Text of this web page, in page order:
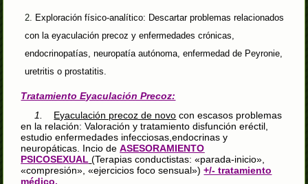
Exploración físico-analítico: Descartar problemas relacionados
con la eyaculación precoz y enfermedades crónicas,
endocrinopatías, neuropatía autónoma, enfermedad de Peyronie,
uretritis o prostatitis.
Tratamiento Eyaculación Precoz:
1. Eyaculación precoz de novo con escasos problemas
en la relación: Valoración y tratamiento disfunción eréctil,
estudio enfermedades infecciosas,endocrinas y
neuropáticas. Incio deASESORAMIENTO
PSICOSEXUAL (Terapias conductistas: «parada-inicio»,
«compresión», «ejercicios foco sensual») +/- tratamiento
médico.